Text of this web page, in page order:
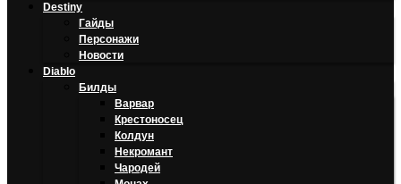
Destiny
Гайды
Персонажи
Новости
Diablo
Билды
Варвар
Крестоносец
Колдун
Некромант
Чародей